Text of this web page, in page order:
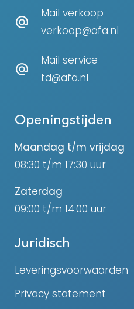
Mail verkoop
verkoop@afa.nl
Mail service
td@afa.nl
Openingstijden
Maandag t/m vrijdag
08:30 t/m 17:30 uur
Zaterdag
09:00 t/m 14:00 uur
Juridisch
Leveringsvoorwaarden
Privacy statement